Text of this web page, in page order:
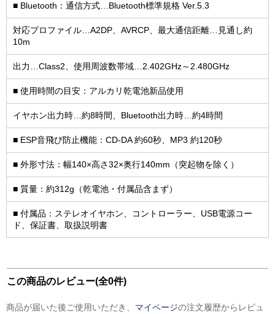
■ Bluetooth：通信方式…Bluetooth標準規格 Ver.5.3
対応プロファイル…A2DP、AVRCP、最大通信距離…見通し約
10m
出力…Class2、使用周波数帯域…2.402GHz～2.480GHz
■ 使用時間の目安：アルカリ乾電池新品使用
イヤホン出力時…約8時間、Bluetooth出力時…約4時間
■ ESP音飛び防止機能：CD-DA 約60秒、MP3 約120秒
■ 外形寸法：幅140×高さ32×奥行140mm（突起物を除く）
■ 質量：約312g（乾電池・付属品含まず）
■ 付属品：ステレオイヤホン、コントローラー、USB電源コー
ド、保証書、取扱説明書
この商品のレビュー(全0件)
商品が届いた後ご使用いただき、 マイページの注文履歴からレビュ